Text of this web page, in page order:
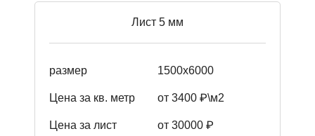
Лист 5 мм
размер 1500х6000
Цена за кв. метр от 3400 ₽\м2
Цена за лист от 30000 ₽